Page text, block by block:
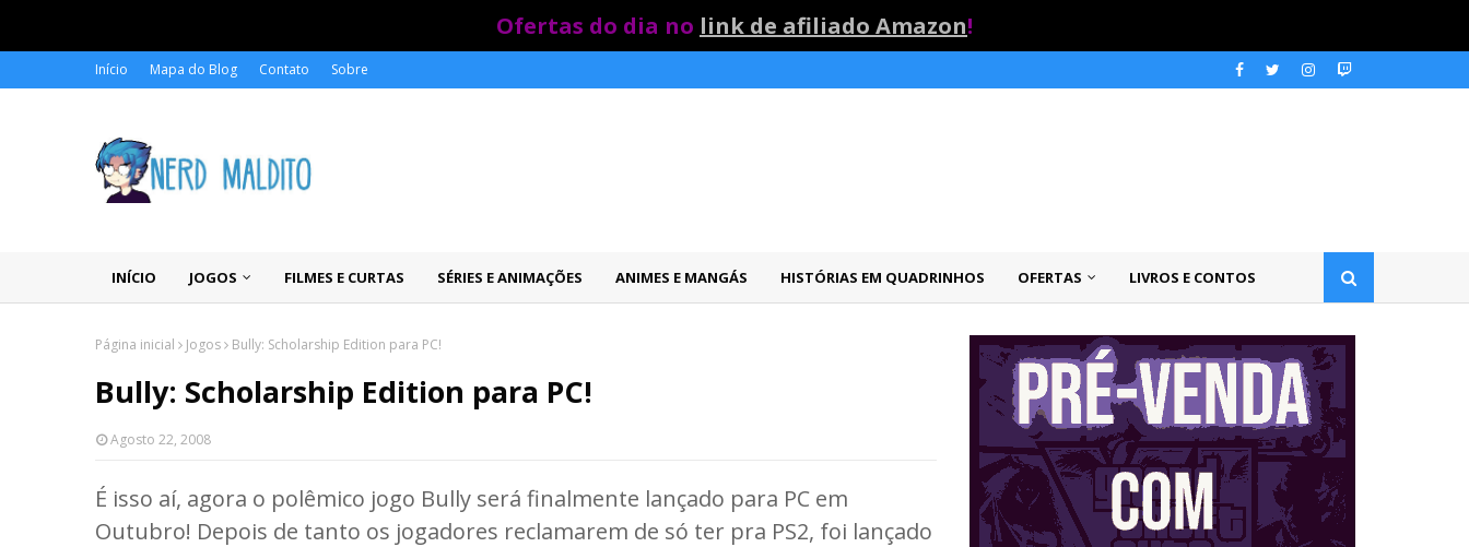
Ofertas do dia no link de afiliado Amazon!
Início Mapa do Blog Contato Sobre
INÍCIO JOGOS FILMES E CURTAS SÉRIES E ANIMAÇÕES ANIMES E MANGÁS HISTÓRIAS EM QUADRINHOS OFERTAS LIVROS E CONTOS
Página inicial Jogos Bully: Scholarship Edition para PC!
Bully: Scholarship Edition para PC!
Agosto 22, 2008
É isso aí, agora o polêmico jogo Bully será finalmente lançado para PC em
Outubro! Depois de tanto os jogadores reclamarem de só ter pra PS2, foi lançado